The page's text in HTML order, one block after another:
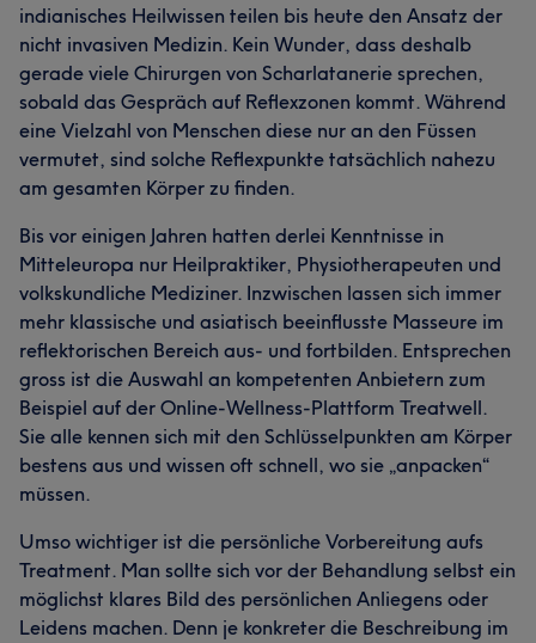
indianisches Heilwissen teilen bis heute den Ansatz der
nicht invasiven Medizin. Kein Wunder, dass deshalb
gerade viele Chirurgen von Scharlatanerie sprechen,
sobald das Gespräch auf Reflexzonen kommt. Während
eine Vielzahl von Menschen diese nur an den Füssen
vermutet, sind solche Reflexpunkte tatsächlich nahezu
am gesamten Körper zu finden.
Bis vor einigen Jahren hatten derlei Kenntnisse in
Mitteleuropa nur Heilpraktiker, Physiotherapeuten und
volkskundliche Mediziner. Inzwischen lassen sich immer
mehr klassische und asiatisch beeinflusste Masseure im
reflektorischen Bereich aus- und fortbilden. Entsprechen
gross ist die Auswahl an kompetenten Anbietern zum
Beispiel auf der Online-Wellness-Plattform Treatwell.
Sie alle kennen sich mit den Schlüsselpunkten am Körper
bestens aus und wissen oft schnell, wo sie „anpacken“
müssen.
Umso wichtiger ist die persönliche Vorbereitung aufs
Treatment. Man sollte sich vor der Behandlung selbst ein
möglichst klares Bild des persönlichen Anliegens oder
Leidens machen. Denn je konkreter die Beschreibung im